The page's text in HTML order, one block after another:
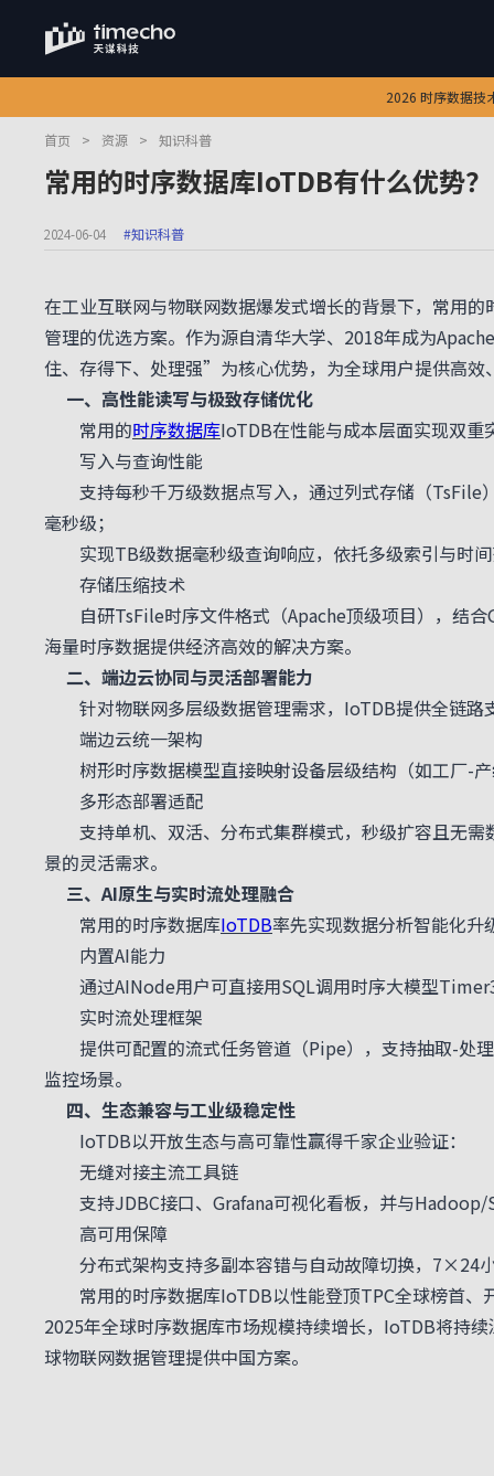
2026 时序数据技
首页 > 资源 > 知识科普
常用的时序数据库IoTDB有什么优势？
2024-06-04 #知识科普
在工业互联网与物联网数据爆发式增长的背景下， 常用的
管理的优选方案。作为源自清华大学、2018年成为
住、存得下、处理强”为核心优势，为全球用户提供高效
一、高性能读写与极致存储优化
常用的时序数据库IoTDB在性能与成本层面实现双重
写入与查询性能
支持每秒千万级数据点写入，通过列式存储（TsFile
毫秒级；
实现TB级数据毫秒级查询响应，依托多级索引与时
存储压缩技术
自研TsFile时序文件格式 （Apache顶级项目），结
海量时序数据提供经济高效的解决方案。
二、端边云协同与灵活部署能力
针对物联网多层级数据管理需求，IoTDB提供全链路
端边云统一架构
树形时序数据模型直接映射设备层级结构（如工厂-
多形态部署适配
支持单机、双活、分布式集群模式，秒级扩容且无需
景的灵活需求。
三、AI原生与实时流处理融合
常用的时序数据库IoTDB率先实现数据分析智能化升
内置AI能力
通过AINode用户可直接用SQL调用时序大模型
实时流处理框架
提供可配置的流式任务管道（Pipe），支持抽取-处理
监控场景。
四、生态兼容与工业级稳定性
IoTDB以开放生态与高可靠性赢得千家企业验证：
无缝对接主流工具链
支持JDBC接口、Grafana可视化看板，并与Hadoop/
高可用保障
分布式架构支持多副本容错与自动故障切换，7×24
常用的时序数据库IoTDB以性能登顶TPC全球榜首、
2025年全球时序数据库市场规模持续增长，IoTDB将
球物联网数据管理提供中国方案。